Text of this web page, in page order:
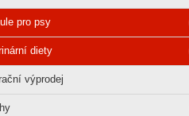
pro psy
diety
výprodej